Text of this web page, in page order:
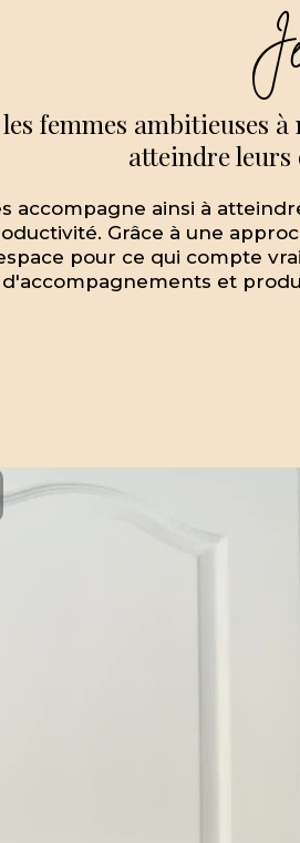
les femmes ambitieuses
atteindre leurs
accompagne ainsi à
Grâce à une
pour ce qui compte
d'accompagnements et